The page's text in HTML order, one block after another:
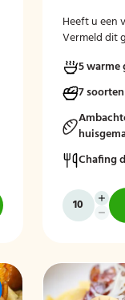
Heeft u een
Vermeld dit
5 warme
7
Chafing